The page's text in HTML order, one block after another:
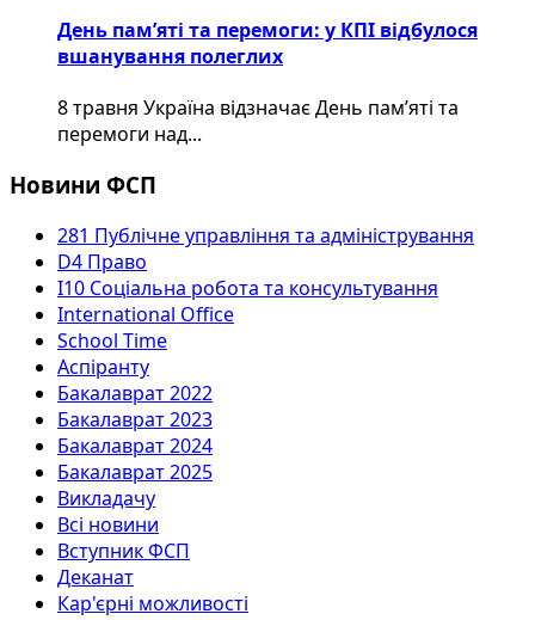
День пам’яті та перемоги: у КПІ відбулося
вшанування полеглих
8 травня Україна відзначає День пам’яті та
перемоги над...
Новини ФСП
281 Публічне управління та адміністрування
D4 Право
I10 Соціальна робота та консультування
International Office
School Time
Аспіранту
Бакалаврат 2022
Бакалаврат 2023
Бакалаврат 2024
Бакалаврат 2025
Викладачу
Всі новини
Вступник ФСП
Деканат
Кар'єрні можливості